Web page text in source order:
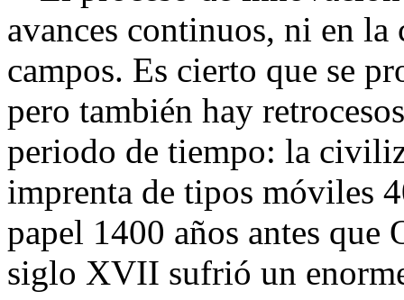
avances continuos, ni en
campos. Es cierto que se
pero también hay
periodo de tiempo: la
imprenta de tipos móviles
papel 1400 años antes que
siglo XVII sufrió un